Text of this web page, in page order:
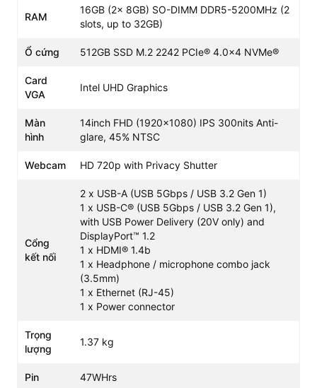
Đi kèm với đó là bộ nhớ RAM 16GB DDR5-5200MHz (2
nhiệm ấn tượng. Bạn có thể mở cùng lúc nhiều ứng dụng
văn phòng nặng, hàng chục tab trình duyệt mà không lo
lên tối đa 32GB RAM để phục vụ nhu cầu công việc lâu
Truy xuất dữ liệu nhanh, dung lượng lớn
Sản phẩm được trang bị ổ cứng 512GB SSD M.2 2242
PCIe 4.0x4 NVMe. Chuẩn kết nối PCIe 4.0 tiên tiến giúp
rút ngắn đáng kể thời gian khởi động Windows và các
phần mềm chuyên dụng. Dung lượng 512GB cung cấp
không gian đủ rộng để lưu trữ tài liệu, hình ảnh và video
mà không cần quá lo lắng về việc nhanh đầy bộ nhớ.
RAM
16GB (2x 8GB) SO-DIMM DDR5-5200MHz (2
slots, up to 32GB)
Ổ cứng 512GB SSD M.2 2242 PCIe® 4.0x4 NVMe®
Card
VGA
Intel UHD Graphics
Màn
hình
14inch FHD (1920x1080) IPS 300nits Anti-
glare, 45% NTSC
Webcam HD 720p with Privacy Shutter
Cổng
kết nối
2 x USB-A (USB 5Gbps / USB 3.2 Gen 1)
1 x USB-C® (USB 5Gbps / USB 3.2 Gen 1),
with USB Power Delivery (20V only) and
DisplayPort™ 1.2
1 x HDMI® 1.4b
1 x Headphone / microphone combo jack
(3.5mm)
1 x Ethernet (RJ-45)
1 x Power connector
Trọng
lượng
1.37 kg
Pin 47WHrs